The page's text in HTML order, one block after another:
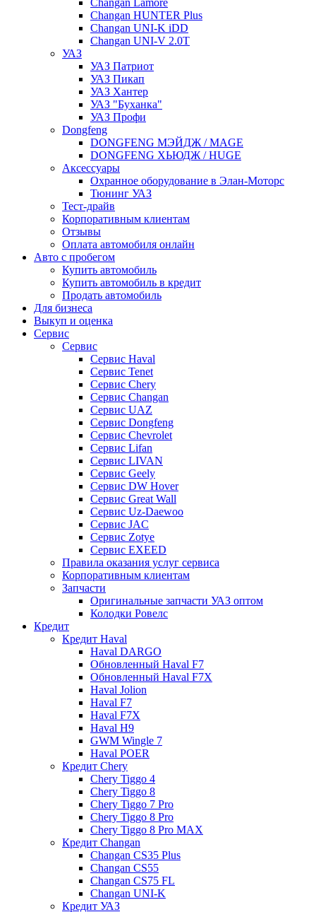
Changan Lamore
Changan HUNTER Plus
Changan UNI-K iDD
Changan UNI-V 2.0T
УАЗ
УАЗ Патриот
УАЗ Пикап
УАЗ Хантер
УАЗ "Буханка"
УАЗ Профи
Dongfeng
DONGFENG МЭЙДЖ / MAGE
DONGFENG ХЬЮДЖ / HUGE
Аксессуары
Охранное оборудование в Элан-Моторс
Тюнинг УАЗ
Тест-драйв
Корпоративным клиентам
Отзывы
Оплата автомобиля онлайн
Авто с пробегом
Купить автомобиль
Купить автомобиль в кредит
Продать автомобиль
Для бизнеса
Выкуп и оценка
Сервис
Сервис
Сервис Haval
Сервис Tenet
Сервис Chery
Сервис Changan
Сервис UAZ
Сервис Dongfeng
Сервис Chevrolet
Сервис Lifan
Сервис LIVAN
Сервис Geely
Сервис DW Hover
Сервис Great Wall
Сервис Uz-Daewoo
Сервис JAC
Сервис Zotye
Сервис EXEED
Правила оказания услуг сервиса
Корпоративным клиентам
Запчасти
Оригинальные запчасти УАЗ оптом
Колодки Ровелс
Кредит
Кредит Haval
Haval DARGO
Обновленный Haval F7
Обновленный Haval F7X
Haval Jolion
Haval F7
Haval F7X
Haval H9
GWM Wingle 7
Haval POER
Кредит Chery
Chery Tiggo 4
Chery Tiggo 8
Chery Tiggo 7 Pro
Chery Tiggo 8 Pro
Chery Tiggo 8 Pro MAX
Кредит Changan
Changan CS35 Plus
Changan CS55
Changan CS75 FL
Changan UNI-K
Кредит УАЗ